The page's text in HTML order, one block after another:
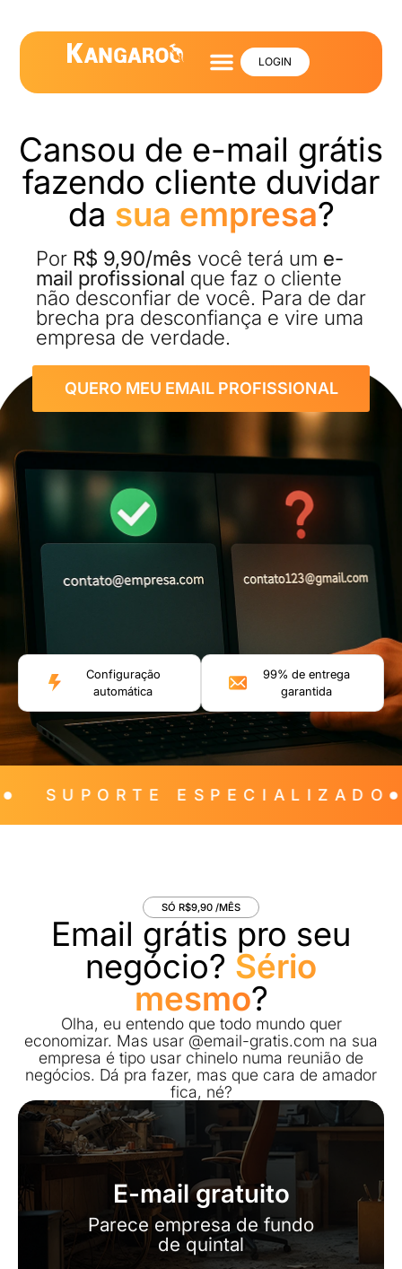
LOGIN
Cansou de e-mail grátis
fazendo cliente duvidar
da sua empresa?
Por R$ 9,90/mês você terá um e-
mail profissional que faz o cliente
não desconfiar de você. Para de dar
brecha pra desconfiança e vire uma
empresa de verdade.
QUERO MEU EMAIL PROFISSIONAL
Configuração
automática
99% de entrega
garantida
SUPORTE ESPECIALIZADO
E-mail gratuito
Parece empresa de fundo
de quintal
SÓ R$9,90 /MÊS
Email grátis pro seu
negócio? Sério
mesmo?
Olha, eu entendo que todo mundo quer
economizar. Mas usar @email-gratis.com na sua
empresa é tipo usar chinelo numa reunião de
negócios. Dá pra fazer, mas que cara de amador
fica, né?